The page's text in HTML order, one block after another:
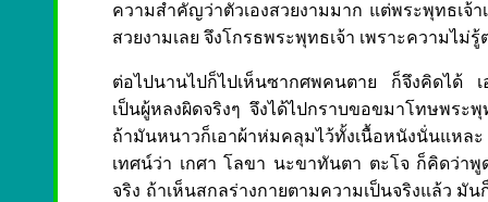
ความสำคัญว่าตัวเองสวยงามมาก แต่พระพุทธเจ้
สวยงามเลย จึงโกรธพระพุทธเจ้า เพราะความไม่
ต่อไปนานไปก็ไปเห็นซากศพคนตาย ก็จึงคิดได้ เ
เป็นผู้หลงผิดจริงๆ จึงได้ไปกราบขอขมาโทษพระ
ถ้ามันหนาวก็เอาผ้าห่มคลุมไว้ทั้งเนื้อหนังนั่นแหล
เทศน์ว่า เกศา โลขา นะขาทันตา ตะโจ ก็คิดว่า
จริง ถ้าเห็นสกลร่างกายตามความเป็นจริงแล้ว